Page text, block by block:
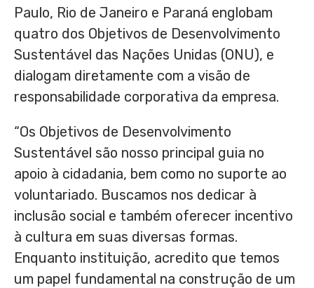
Paulo, Rio de Janeiro e Paraná englobam
quatro dos Objetivos de Desenvolvimento
Sustentável das Nações Unidas (ONU), e
dialogam diretamente com a visão de
responsabilidade corporativa da empresa.
“Os Objetivos de Desenvolvimento
Sustentável são nosso principal guia no
apoio à cidadania, bem como no suporte ao
voluntariado. Buscamos nos dedicar à
inclusão social e também oferecer incentivo
à cultura em suas diversas formas.
Enquanto instituição, acredito que temos
um papel fundamental na construção de um